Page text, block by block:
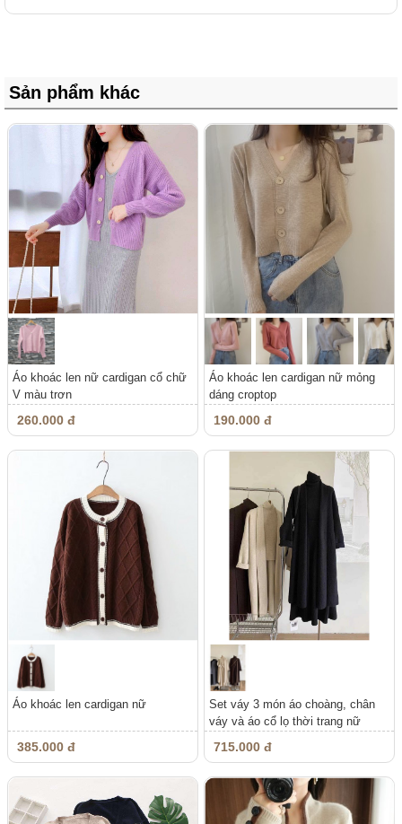
Sản phẩm khác
Áo khoác len nữ cardigan cổ chữ
V màu trơn
260.000 đ
Áo khoác len cardigan nữ mỏng
dáng croptop
190.000 đ
Áo khoác len cardigan nữ
385.000 đ
Set váy 3 món áo choàng, chân
váy và áo cổ lọ thời trang nữ
715.000 đ